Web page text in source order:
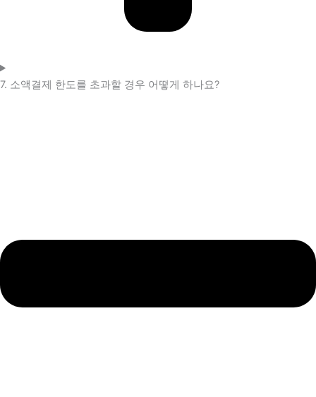
7. 소액결제 한도를 초과할 경우 어떻게 하나요?